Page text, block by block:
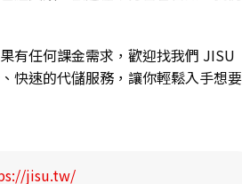
有任何課金需求，歡迎找我們 JISU
快速的代儲服務，讓你輕鬆入手想要
jisu.tw/